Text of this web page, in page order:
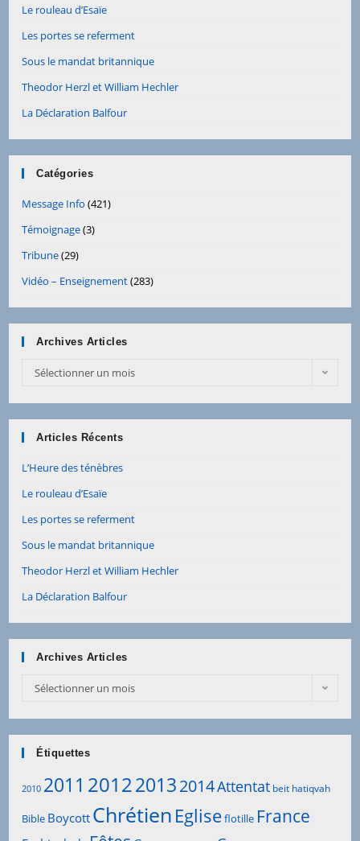
Le rouleau d’Esaïe
Les portes se referment
Sous le mandat britannique
Theodor Herzl et William Hechler
La Déclaration Balfour
Catégories
Message Info (421)
Témoignage(3)
Tribune(29)
Vidéo – Enseignement(283)
Archives Articles
Archives
Sélectionner un mois
Articles Récents
L’Heure des ténèbres
Le rouleau d’Esaïe
Les portes se referment
Sous le mandat britannique
Theodor Herzl et William Hechler
La Déclaration Balfour
Archives Articles
Archives
Sélectionner un mois
Étiquettes
2010 2011 201220132014Attentat beit hatiqvah
Bible Boycott Chrétien Egliseflotille France